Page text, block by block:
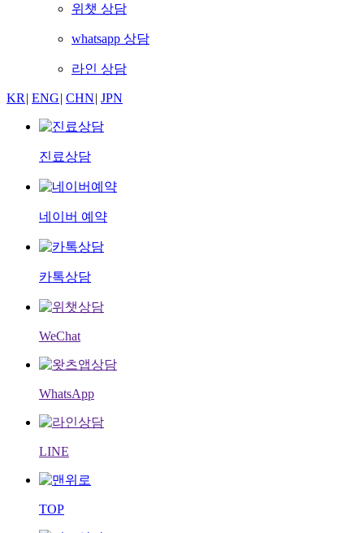
위챗 상담
whatsapp 상담
라인 상담
KR | ENG| CHN| JPN
진료상담
네이버 예약
카톡상담
WeChat
WhatsApp
LINE
TOP